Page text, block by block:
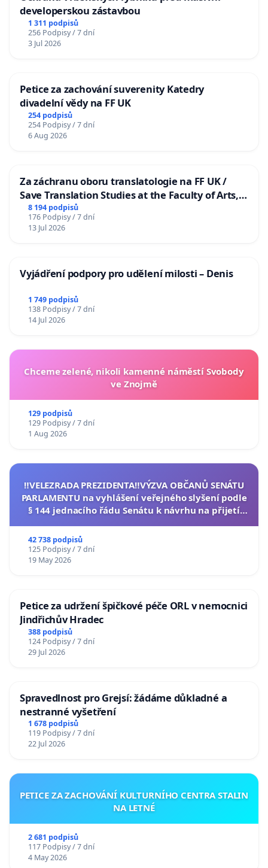
developerskou zástavbou
1 311 podpisů
256 Podpisy / 7 dní
3 Jul 2026
Petice za zachování suverenity Katedry
divadelní vědy na FF UK
254 podpisů
254 Podpisy / 7 dní
6 Aug 2026
Za záchranu oboru translatologie na FF UK /
Save Translation Studies at the Faculty of Arts,
Charles University
8 194 podpisů
176 Podpisy / 7 dní
13 Jul 2026
Vyjádření podpory pro udělení milosti – Denis
1 749 podpisů
138 Podpisy / 7 dní
14 Jul 2026
Chceme zelené, nikoli kamenné náměstí Svobody
ve Znojmě
129 podpisů
129 Podpisy / 7 dní
1 Aug 2026
‼️VELEZRADA PREZIDENTA‼️VÝZVA OBČANŮ SENÁTU
PARLAMENTU na vyhlášení veřejného slyšení podle
§ 144 jednacího řádu Senátu k návrhu na přijetí
42 738 podpisů
125 Podpisy / 7 dní
19 May 2026
Petice za udržení špičkové péče ORL v nemocnici
Jindřichův Hradec
388 podpisů
124 Podpisy / 7 dní
29 Jul 2026
Spravedlnost pro Grejsí: žádáme důkladné a
nestranné vyšetření
1 678 podpisů
119 Podpisy / 7 dní
22 Jul 2026
PETICE ZA ZACHOVÁNÍ KULTURNÍHO CENTRA STALIN
NA LETNÉ
2 681 podpisů
117 Podpisy / 7 dní
4 May 2026